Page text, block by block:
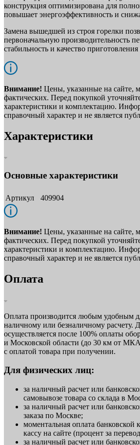
конструкция оптимизирована для
повышает энергоэффективность и
Замена вышедшей из строя горелки
первоначальную производительность
стабильность и качество
Внимание! Цены, указанные на сайте,
фактических. Перед покупкой
характеристики и комплектацию.
справочный характер и не является
Характеристики
Основные характеристики
Артикул 409904
Внимание! Цены, указанные на сайте,
фактических. Перед покупкой
характеристики и комплектацию.
справочный характер и не является
Оплата
Оплата производится любым удобным
наличному или безналичному расчету.
осуществляется после 100% оплаты
и Московской области (до 30 км от
с оплатой товара при получении.
Для физических лиц:
за наличный расчет или
самовывозе товара со склада в
за наличный расчет или
заказа по Москве;
моментальная оплата банковской
кассу на сайте (процент за
за наличный расчет или